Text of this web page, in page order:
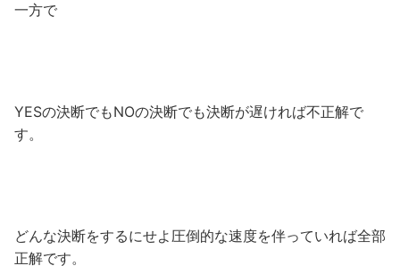
一方で
YESの決断でもNOの決断でも決断が遅ければ不正解で
す。
どんな決断をするにせよ圧倒的な速度を伴っていれば全部
正解です。